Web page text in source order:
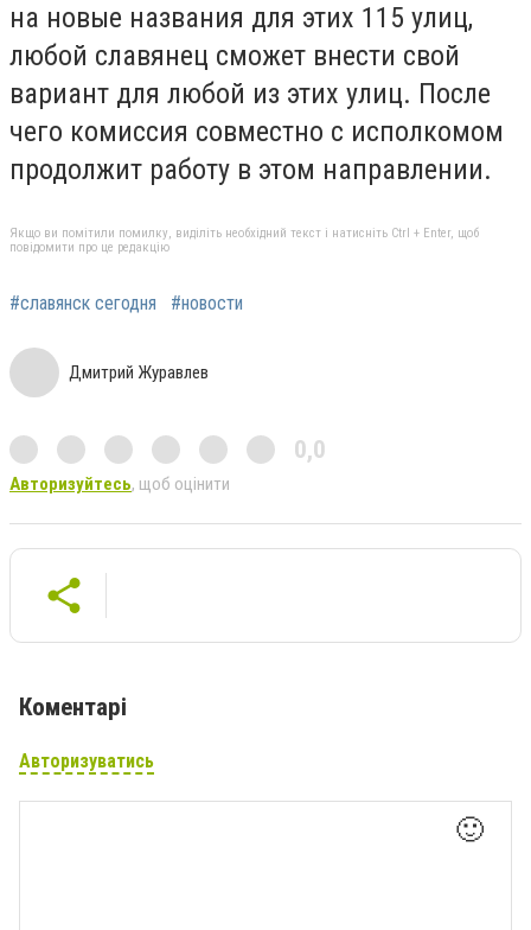
на новые названия для этих 115 улиц,
любой славянец сможет внести свой
вариант для любой из этих улиц. После
чего комиссия совместно с исполкомом
продолжит работу в этом направлении.
Якщо ви помітили помилку, виділіть необхідний текст і натисніть Ctrl + Enter, щоб
повідомити про це редакцію
#славянск сегодня #новости
Дмитрий Журавлев
0,0
Авторизуйтесь, щоб оцінити
Коментарі
Авторизуватись
🙂